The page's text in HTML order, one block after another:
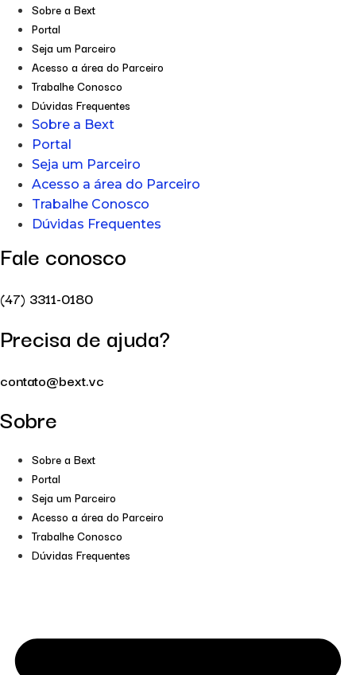
Sobre a Bext
Portal
Seja um Parceiro
Acesso a área do Parceiro
Trabalhe Conosco
Dúvidas Frequentes
Sobre a Bext
Portal
Seja um Parceiro
Acesso a área do Parceiro
Trabalhe Conosco
Dúvidas Frequentes
Fale conosco
(47) 3311-0180
Precisa de ajuda?
contato@bext.vc
Sobre
Sobre a Bext
Portal
Seja um Parceiro
Acesso a área do Parceiro
Trabalhe Conosco
Dúvidas Frequentes